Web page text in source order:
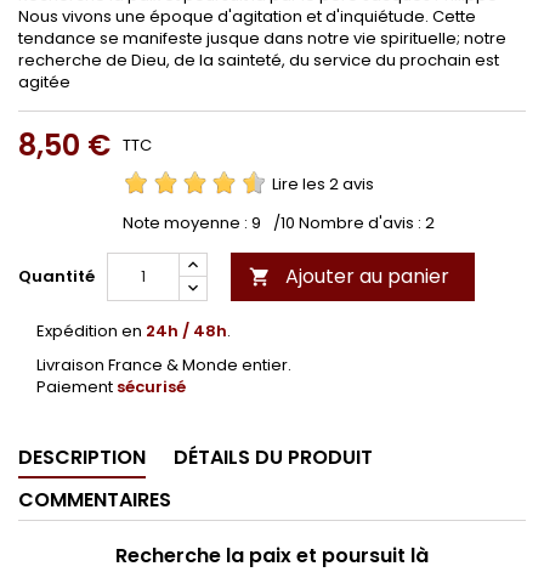
Nous vivons une époque d'agitation et d'inquiétude. Cette
tendance se manifeste jusque dans notre vie spirituelle; notre
recherche de Dieu, de la sainteté, du service du prochain est
agitée
8,50 € TTC
Lire les 2 avis
Note moyenne : 9 /10 Nombre d'avis : 2
Quantité  Ajouter au panier
Expédition en 24h / 48h.
Livraison France & Monde entier.
Paiement sécurisé
DESCRIPTION
DÉTAILS DU PRODUIT
COMMENTAIRES
Recherche la paix et poursuit là